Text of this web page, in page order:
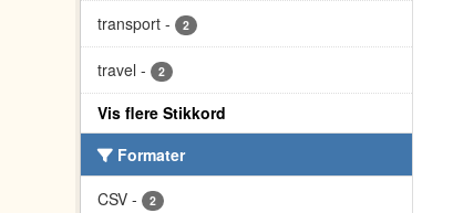
transport - 2
travel - 2
Vis flere Stikkord
Formater
CSV - 2